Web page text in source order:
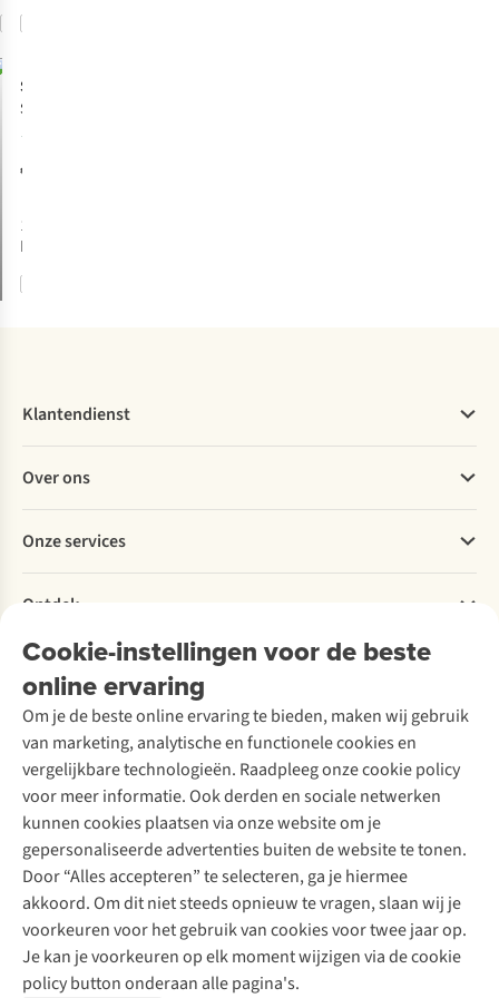
Schildkröt
Speelgoed 2In1
Beachtoy
€19,99
1
beschikbaar
Cookie-instellingen voor de beste
online ervaring
Om je de beste online ervaring te bieden, maken wij gebruik
van marketing, analytische en functionele cookies en
vergelijkbare technologieën. Raadpleeg onze cookie policy
voor meer informatie. Ook derden en sociale netwerken
kunnen cookies plaatsen via onze website om je
gepersonaliseerde advertenties buiten de website te tonen.
Door “Alles accepteren” te selecteren, ga je hiermee
akkoord. Om dit niet steeds opnieuw te vragen, slaan wij je
voorkeuren voor het gebruik van cookies voor twee jaar op.
Je kan je voorkeuren op elk moment wijzigen via de cookie
policy button onderaan alle pagina's.
Klantendienst
Bestellen
Betalen
Levering
Retourneren
Bestelling herroepen
Garantie
Contact
Over ons
Explore More
Verantwoord ondernemen
Over Ayacucho
Onze winkels
Over A.S.Adventure
Toegankelijkheidsverklaring
Onze services
Ski-onderhoud
Wasservice
Schoenonderhoud
Schoenherstelling
Kledingherstelling
Retouches
Voor bedrijven
Ontdek
A.S.Magazine
Podcast
Explore Academy
Explore Camp
Gear Check
Inspiratie & advies
Meld je aan voor de nieuwsbrief
Follow us
Disclaimer Privacy Policy
Algemene voorwaarden